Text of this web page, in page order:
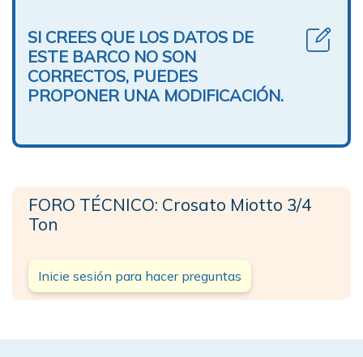
SI CREES QUE LOS DATOS DE
ESTE BARCO NO SON
CORRECTOS, PUEDES
PROPONER UNA MODIFICACIÓN.
FORO TÉCNICO: Crosato Miotto 3/4
Ton
Inicie sesión para hacer preguntas